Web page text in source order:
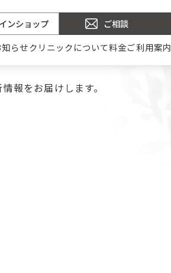
ンショップ ご相談
知らせクリニックについて料金ご利用案内
報をお届けします。